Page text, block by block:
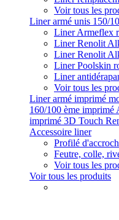
Voir tous les
Liner armé unis 150/
Liner Armeflex
Liner Renolit
Liner Renolit
Liner Poolskin
Liner
Voir tous les
Liner armé imprimé
160/100 ème imprimé
imprimé 3D Touch
Accessoire liner
Profilé
Feutre, colle,
Voir tous les
Voir tous les produits